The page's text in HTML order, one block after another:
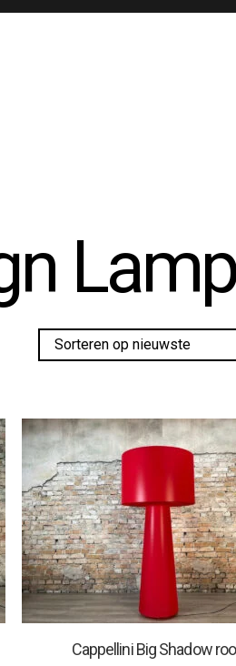
Cappellini Big Shadow